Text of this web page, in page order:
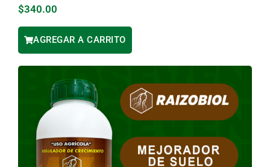
$340.00
AGREGAR A CARRITO